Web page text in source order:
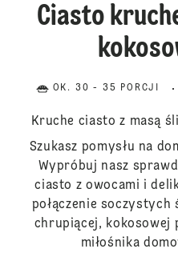
Ciasto
OK. 30 - 35 PORCJI
Kruche ciasto z masą
Szukasz pomysłu na
Wypróbuj nasz
ciasto z owocami i
połączenie
chrupiącej, kokosowej
miłośnika